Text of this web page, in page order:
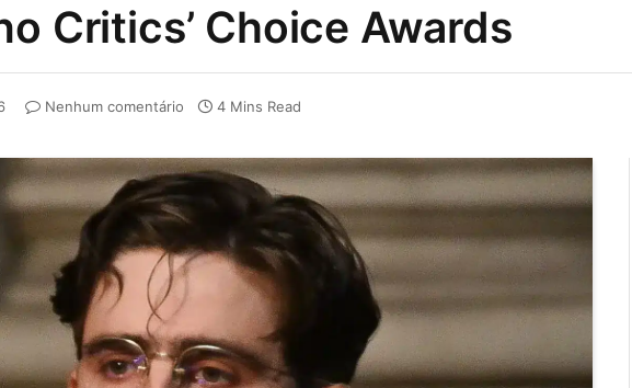
Critics’ Choice Awards
Nenhum comentário 4 Mins Read